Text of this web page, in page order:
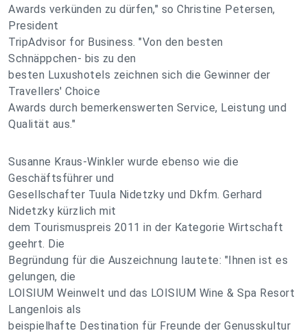
Awards verkünden zu dürfen," so Christine Petersen,
President
TripAdvisor for Business. "Von den besten
Schnäppchen- bis zu den
besten Luxushotels zeichnen sich die Gewinner der
Travellers' Choice
Awards durch bemerkenswerten Service, Leistung und
Qualität aus."
Susanne Kraus-Winkler wurde ebenso wie die
Geschäftsführer und
Gesellschafter Tuula Nidetzky und Dkfm. Gerhard
Nidetzky kürzlich mit
dem Tourismuspreis 2011 in der Kategorie Wirtschaft
geehrt. Die
Begründung für die Auszeichnung lautete: "Ihnen ist es
gelungen, die
LOISIUM Weinwelt und das LOISIUM Wine & Spa Resort
Langenlois als
beispielhafte Destination für Freunde der Genusskultur